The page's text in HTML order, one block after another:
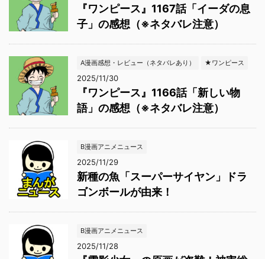
『ワンピース』1167話「イーダの息
子」の感想（※ネタバレ注意）
A漫画感想・レビュー（ネタバレあり） ★ワンピース
2025/11/30
『ワンピース』1166話「新しい物
語」の感想（※ネタバレ注意）
B漫画アニメニュース
2025/11/29
新種の魚「スーパーサイヤン」ドラ
ゴンボールが由来！
B漫画アニメニュース
2025/11/28